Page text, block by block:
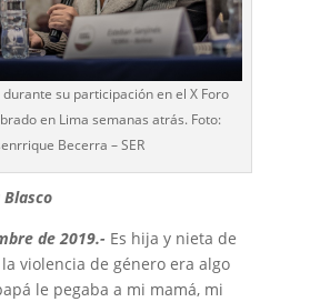
su participación en el X Foro
en Lima semanas atrás. Foto:
Becerra – SER
de 2019.- Es hija y nieta de
violencia de género era algo
le pegaba a mi mamá, mi